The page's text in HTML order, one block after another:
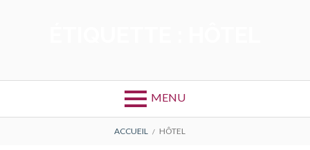
MENU
ACCUEIL HÔTEL